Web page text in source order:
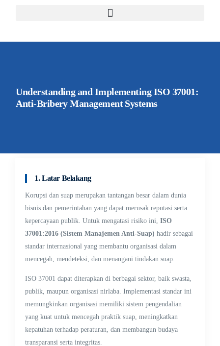
Understanding and Implementing ISO 37001:
Anti-Bribery Management Systems
1. Latar Belakang
Korupsi dan suap merupakan tantangan besar dalam dunia
bisnis dan pemerintahan yang dapat merusak reputasi serta
kepercayaan publik. Untuk mengatasi risiko ini,ISO
37001:2016 (Sistem Manajemen Anti-Suap) hadir sebagai
standar internasional yang membantu organisasi dalam
mencegah, mendeteksi, dan menangani tindakan suap.
ISO 37001 dapat diterapkan di berbagai sektor, baik swasta,
publik, maupun organisasi nirlaba. Implementasi standar ini
memungkinkan organisasi memiliki sistem pengendalian
yang kuat untuk mencegah praktik suap, meningkatkan
kepatuhan terhadap peraturan, dan membangun budaya
transparansi serta integritas.